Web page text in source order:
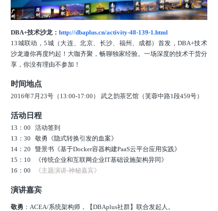
DBA+技术沙龙：http://dbaplus.cn/activity-48-139-1.html
13城联动，5城（大连、北京、长沙、福州、成都）首发，DBA+技术
沙龙邀你再度约起！大咖齐聚，畅聊独家经验。一场深度的技术干货分
享，你没有理由不参加！
时间地点
2016年7月23号（13:00-17:00） 武之韵茶艺馆（芙蓉中路1段459号）
活动日程
13：00 活动签到
13：30 敬勇《隐式转换引发的血案》
14：20 暨景书《基于Docker容器构建PaaS云平台应用实践》
15：10 《传统企业和互联网企业IT基础设施架构异同》
16：00
《主题演讲-神秘嘉宾》
演讲嘉宾
敬勇 ：ACEA/系统架构师，【DBAplus社群】联合发起人。